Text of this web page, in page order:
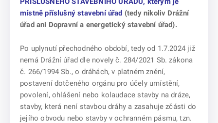
místně příslušný stavební úřad (tedy nikoliv Drážní
úřad ani Dopravní a energetický stavební úřad).
Po uplynutí přechodného období, tedy od 1.7.2024 již
nemá Drážní úřad dle novely č. 284/2021 Sb. zákona
č. 266/1994 Sb., o dráhách, v platném znění,
postavení dotčeného orgánu pro účely umístění,
povolení, ohlášení nebo kolaudace stavby na dráze,
stavby, která není stavbou dráhy a zasahuje zčásti do
jejího obvodu nebo stavby v ochranném pásmu, tzn.